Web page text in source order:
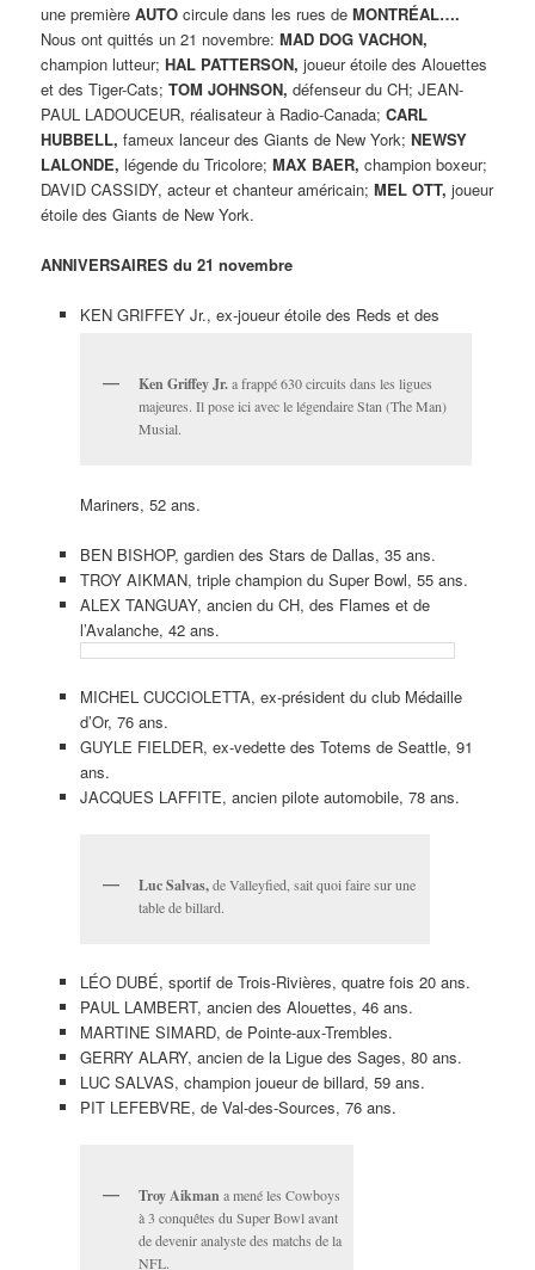
une premièreAUTO circule dans les rues deMONTRÉAL….
Nous ont quittés un 21 novembre:MAD DOG VACHON,
champion lutteur;HAL PATTERSON, joueur étoile des Alouettes
et des Tiger-Cats;TOM JOHNSON, défenseur du CH; JEAN-
PAUL LADOUCEUR, réalisateur à Radio-Canada;CARL
HUBBELL, fameux lanceur des Giants de New York;NEWSY
LALONDE, légende du Tricolore;MAX BAER, champion boxeur;
DAVID CASSIDY, acteur et chanteur américain;MEL OTT, joueur
étoile des Giants de New York.
ANNIVERSAIRES du 21 novembre
KEN GRIFFEY Jr., ex-joueur étoile des Reds et des
Ken Griffey Jr.a frappé 630 circuits dans les ligues
majeures. Il pose ici avec le légendaire Stan (The Man)
Musial.
Mariners, 52 ans.
BEN BISHOP, gardien des Stars de Dallas, 35 ans.
TROY AIKMAN, triple champion du Super Bowl, 55 ans.
ALEX TANGUAY, ancien du CH, des Flames et de
l’Avalanche, 42 ans.
MICHEL CUCCIOLETTA, ex-président du club Médaille
d’Or, 76 ans.
GUYLE FIELDER, ex-vedette des Totems de Seattle, 91
ans.
JACQUES LAFFITE, ancien pilote automobile, 78 ans.
Luc Salvas,de Valleyfied, sait quoi faire sur une
table de billard.
LÉO DUBÉ, sportif de Trois-Rivières, quatre fois 20 ans.
PAUL LAMBERT, ancien des Alouettes, 46 ans.
MARTINE SIMARD, de Pointe-aux-Trembles.
GERRY ALARY, ancien de la Ligue des Sages, 80 ans.
LUC SALVAS, champion joueur de billard, 59 ans.
PIT LEFEBVRE, de Val-des-Sources, 76 ans.
Troy Aikman a mené les Cowboys
à 3 conquêtes du Super Bowl avant
de devenir analyste des matchs de la
NFL.